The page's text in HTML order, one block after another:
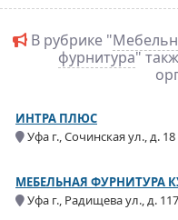
В рубрике "
фурнитура"
ИНТРА ПЛЮС
Уфа г., Сочинская ул., д. 18
МЕБЕЛЬНАЯ ФУРНИТУРА
Уфа г., Радищева ул., д. 117